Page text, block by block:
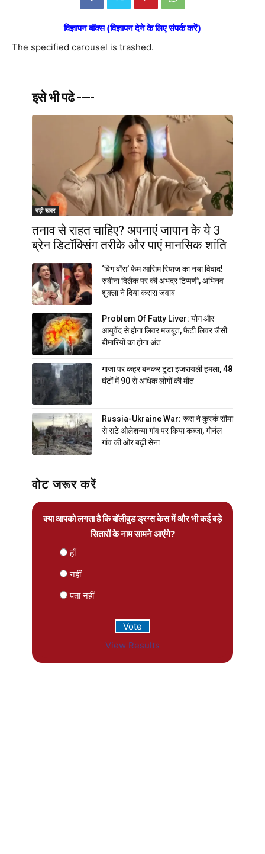
विज्ञापन बॉक्स (विज्ञापन देने के लिए संपर्क करें)
The specified carousel is trashed.
इसे भी पढे ----
बड़ी खबर
तनाव से राहत चाहिए? अपनाएं जापान के ये 3
ब्रेन डिटॉक्सिंग तरीके और पाएं मानसिक शांति
‘बिग बॉस’ फेम आसिम रियाज का नया विवाद!
रुबीना दिलैक पर की अभद्र टिप्पणी, अभिनव
शुक्ला ने दिया करारा जवाब
Problem Of Fatty Liver: योग और
आयुर्वेद से होगा लिवर मजबूत, फैटी लिवर जैसी
बीमारियों का होगा अंत
गाजा पर कहर बनकर टूटा इजरायली हमला, 48
घंटों में 90 से अधिक लोगों की मौत
Russia-Ukraine War: रूस ने कुर्स्क सीमा
से सटे ओलेशन्या गांव पर किया कब्जा, गोर्नल
गांव की ओर बढ़ी सेना
वोट जरूर करें
क्या आपको लगता है कि बॉलीवुड ड्रग्स केस में और भी कई बड़े
सितारों के नाम सामने आएंगे?
हाँ
नहीं
पता नहीं
View Results